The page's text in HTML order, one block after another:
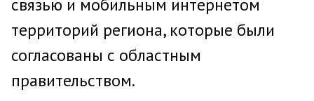
связью и мобильным интернетом
территорий региона, которые были
согласованы с областным
правительством.